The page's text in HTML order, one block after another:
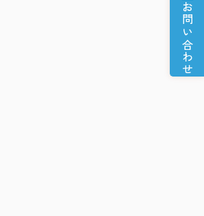
お問い合わせ